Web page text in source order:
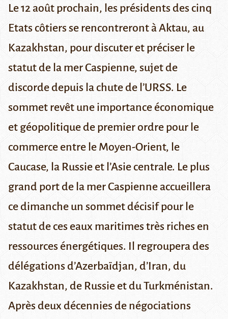
Le 12 août prochain, les présidents des cinq
Etats côtiers se rencontreront àAktau, au
Kazakhstan, pour discuter et préciser le
statut de la mer Caspienne, sujet de
discorde depuis la chute de l’URSS. Le
sommet revêt une importance économique
et géopolitique de premier ordre pour le
commerce entre le Moyen-Orient, le
Caucase, la Russie et l’Asie centrale. Le plus
grand port de la mer Caspienne accueillera
ce dimanche un sommet décisif pour le
statut de ces eaux maritimes très riches en
ressources énergétiques. Il regroupera des
délégations d’Azerbaïdjan, d’Iran, du
Kazakhstan, de Russie et du Turkménistan.
Après deux décennies de négociations